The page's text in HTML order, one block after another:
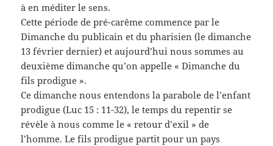
à en méditer le sens.
Cette période de pré-carême commence par le
Dimanche du publicain et du pharisien (le dimanche
13 février dernier) et aujourd’hui nous sommes au
deuxième dimanche qu’on appelle « Dimanche du
fils prodigue ».
Ce dimanche nous entendons la parabole de l’enfant
prodigue (Luc 15 : 11-32), le temps du repentir se
révèle à nous comme le « retour d’exil » de
l’homme. Le fils prodigue partit pour un pays